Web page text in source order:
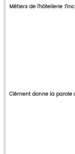
Métiers de l'hôtellerie
Clément donne la parole